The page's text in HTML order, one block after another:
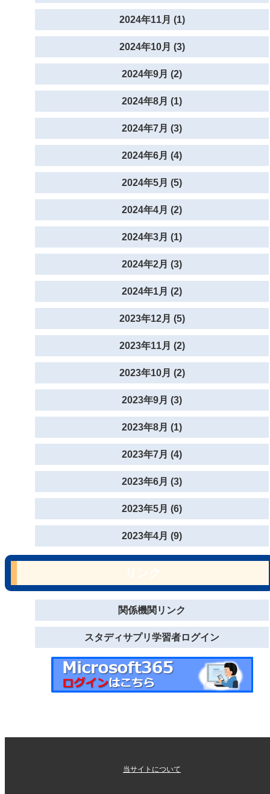
2024年11月 (1)
2024年10月 (3)
2024年9月 (2)
2024年8月 (1)
2024年7月 (3)
2024年6月 (4)
2024年5月 (5)
2024年4月 (2)
2024年3月 (1)
2024年2月 (3)
2024年1月 (2)
2023年12月 (5)
2023年11月 (2)
2023年10月 (2)
2023年9月 (3)
2023年8月 (1)
2023年7月 (4)
2023年6月 (3)
2023年5月 (6)
2023年4月 (9)
関係機関リンク
スタディサプリ学習者ログイン
当サイトについて